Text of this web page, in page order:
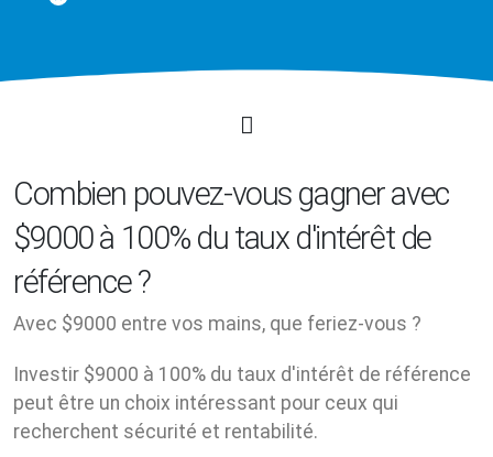
Combien pouvez-vous gagner avec
$9000 à 100% du taux d'intérêt de
référence ?
Avec $9000 entre vos mains, que feriez-vous ?
Investir $9000 à 100% du taux d'intérêt de référence
peut être un choix intéressant pour ceux qui
recherchent sécurité et rentabilité.